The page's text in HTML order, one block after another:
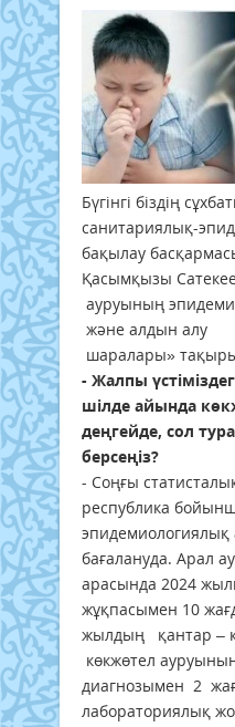
Бүгінгі біздің
санитариялық-
бақылау
Қасымқызы
ауруының
және алдын алу
шаралары»
- Жалпы
шілде айында
деңгейде, сол
берсеңіз?
- Соңғы
республика
эпидемиологиялық
бағалануда. Арал
арасында 2024
жұқпасымен 10
жылдың қантар –
көкжөтел
диагнозымен 2
лабораториялық